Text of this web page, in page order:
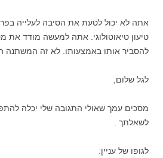
אתה לא יכול לטעת את הסיבה לעלייה
טיעון טיאוטולוגי. אתה למעשה מודד את
להסביר אותו באמצעותו. לא זה המשתנה
לגל שלום,
מסכים עמך שאולי התגובה שלי יכלה
לשאלתך .
לגופו של עניין: